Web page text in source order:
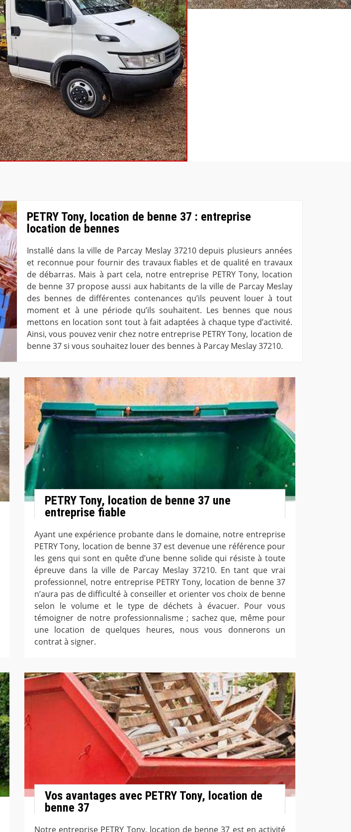
PETRY Tony, location de benne 37 : entreprise
location de bennes
Installé dans la ville de Parcay Meslay 37210 depuis plusieurs années
et reconnue pour fournir des travaux fiables et de qualité en travaux
de débarras. Mais à part cela, notre entreprise PETRY Tony, location
de benne 37 propose aussi aux habitants de la ville de Parcay Meslay
des bennes de différentes contenances qu’ils peuvent louer à tout
moment et à une période qu’ils souhaitent. Les bennes que nous
mettons en location sont tout à fait adaptées à chaque type d’activité.
Ainsi, vous pouvez venir chez notre entreprise PETRY Tony, location de
benne 37 si vous souhaitez louer des bennes à Parcay Meslay 37210.
PETRY Tony, location de benne 37 une
entreprise fiable
Ayant une expérience probante dans le domaine, notre entreprise
PETRY Tony, location de benne 37 est devenue une référence pour
les gens qui sont en quête d’une benne solide qui résiste à toute
épreuve dans la ville de Parcay Meslay 37210. En tant que vrai
professionnel, notre entreprise PETRY Tony, location de benne 37
n’aura pas de difficulté à conseiller et orienter vos choix de benne
selon le volume et le type de déchets à évacuer. Pour vous
témoigner de notre professionnalisme ; sachez que, même pour
une location de quelques heures, nous vous donnerons un
contrat à signer.
Vos avantages avec PETRY Tony, location de
benne 37
Notre entreprise PETRY Tony, location de benne 37 est en activité